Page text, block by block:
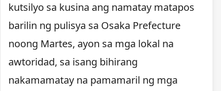
kutsilyo sa kusina ang namatay matapos
barilin ng pulisya sa Osaka Prefecture
noong Martes, ayon sa mga lokal na
awtoridad, sa isang bihirang
nakamamatay na pamamaril ng mga